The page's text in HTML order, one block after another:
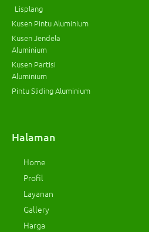
Lisplang
Kusen Pintu Aluminium
Kusen Jendela
Aluminium
Kusen Partisi
Aluminium
Pintu Sliding Aluminium
Halaman
Home
Profil
Layanan
Gallery
Harga